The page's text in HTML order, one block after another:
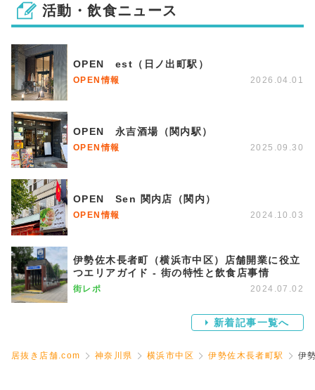
活動・飲食ニュース
OPEN est（日ノ出町駅）
OPEN情報 2026.04.01
OPEN 永吉酒場（関内駅）
OPEN情報 2025.09.30
OPEN Sen 関内店（関内）
OPEN情報 2024.10.03
伊勢佐木長者町（横浜市中区）店舗開業に役立
つエリアガイド - 街の特性と飲食店事情
街レポ 2024.07.02
新着記事一覧へ
居抜き店舗.com 神奈川県 横浜市中区 伊勢佐木長者町駅 伊